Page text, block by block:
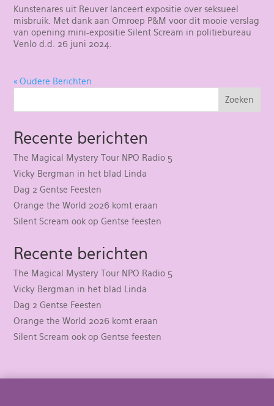
Kunstenares uit Reuver lanceert expositie over seksueel
misbruik. Met dank aan Omroep P&M voor dit mooie verslag
van opening mini-expositie Silent Scream in politiebureau
Venlo d.d. 26 juni 2024.
« Oudere Berichten
Zoeken
Recente berichten
The Magical Mystery Tour NPO Radio 5
Vicky Bergman in het blad Linda
Dag 2 Gentse Feesten
Orange the World 2026 komt eraan
Silent Scream ook op Gentse feesten
Recente berichten
The Magical Mystery Tour NPO Radio 5
Vicky Bergman in het blad Linda
Dag 2 Gentse Feesten
Orange the World 2026 komt eraan
Silent Scream ook op Gentse feesten